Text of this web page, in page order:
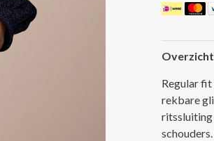
Overzicht
Regular fit
rekbare
ritssluiting